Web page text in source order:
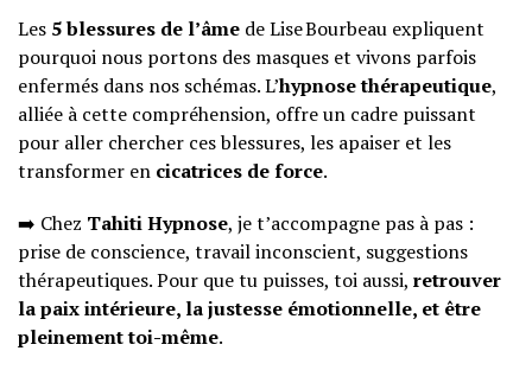
Les 5 blessures de l’âme de Lise Bourbeau expliquent
pourquoi nous portons des masques et vivons parfois
enfermés dans nos schémas. L’hypnose thérapeutique,
alliée à cette compréhension, offre un cadre puissant
pour aller chercher ces blessures, les apaiser et les
transformer en cicatrices de force.
➡️ Chez Tahiti Hypnose, je t’accompagne pas à pas :
prise de conscience, travail inconscient, suggestions
thérapeutiques. Pour que tu puisses, toi aussi, retrouver
la paix intérieure, la justesse émotionnelle, et être
pleinement toi-même.